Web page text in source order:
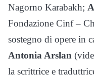
Nagorno Karabakh;
Fondazione Cinf –
sostegno di opere in
Antonia Arslan
la scrittrice e